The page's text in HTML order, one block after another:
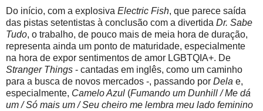
Do início, com a explosiva Electric Fish, que parece saída
das pistas setentistas à conclusão com a divertida Dr. Sabe
Tudo, o trabalho, de pouco mais de meia hora de duração,
representa ainda um ponto de maturidade, especialmente
na hora de expor sentimentos de amor LGBTQIA+. De
Stranger Things - cantadas em inglês, como um caminho
para a busca de novos mercados -, passando por Dela e,
especialmente, Camelo Azul (Fumando um Dunhill / Me dá
um / Só mais um / Seu cheiro me lеmbra meu lado feminino